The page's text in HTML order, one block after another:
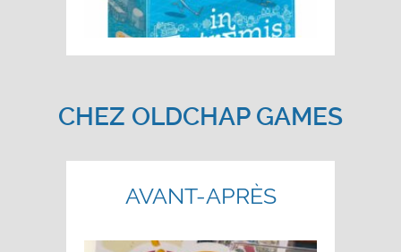
CHEZ OLDCHAP GAMES
AVANT-APRÈS